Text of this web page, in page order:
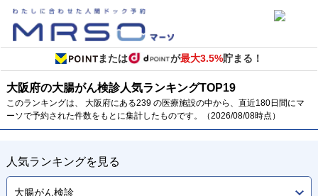
または が最大3.5%貯まる！
大阪府の大腸がん検診人気ランキングTOP19
このランキングは、 大阪府にある239 の医療施設の中から、直近180日間にマ
ーソで予約された件数をもとに集計したものです。（2026/08/08時点）
人気ランキングを見る